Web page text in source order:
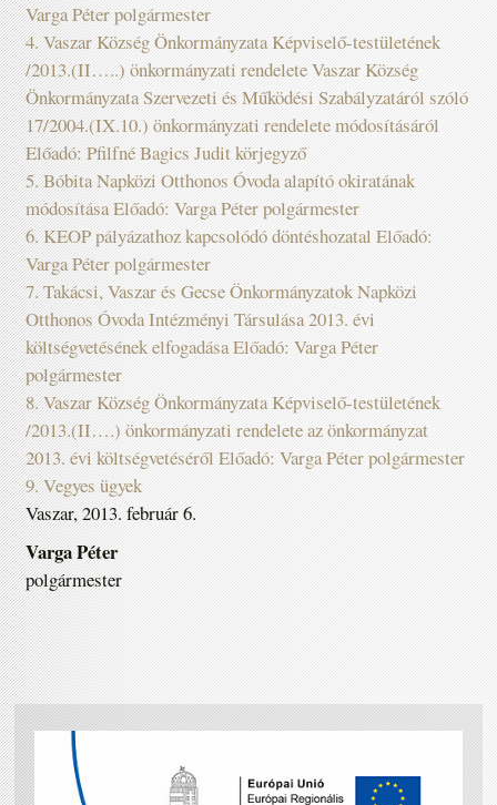
Varga Péter polgármester
4. Vaszar Község Önkormányzata Képviselő-testületének
/2013.(II…..) önkormányzati rendelete Vaszar Község
Önkormányzata Szervezeti és Működési Szabályzatáról szóló
17/2004.(IX.10.) önkormányzati rendelete módosításáról
Előadó: Pfilfné Bagics Judit körjegyző
5. Bóbita Napközi Otthonos Óvoda alapító okiratának
módosítása Előadó: Varga Péter polgármester
6. KEOP pályázathoz kapcsolódó döntéshozatal Előadó:
Varga Péter polgármester
7. Takácsi, Vaszar és Gecse Önkormányzatok Napközi
Otthonos Óvoda Intézményi Társulása 2013. évi
költségvetésének elfogadása Előadó: Varga Péter
polgármester
8. Vaszar Község Önkormányzata Képviselő-testületének
/2013.(II….) önkormányzati rendelete az önkormányzat
2013. évi költségvetéséről Előadó: Varga Péter polgármester
9. Vegyes ügyek
Vaszar, 2013. február 6.
Varga Péter
polgármester